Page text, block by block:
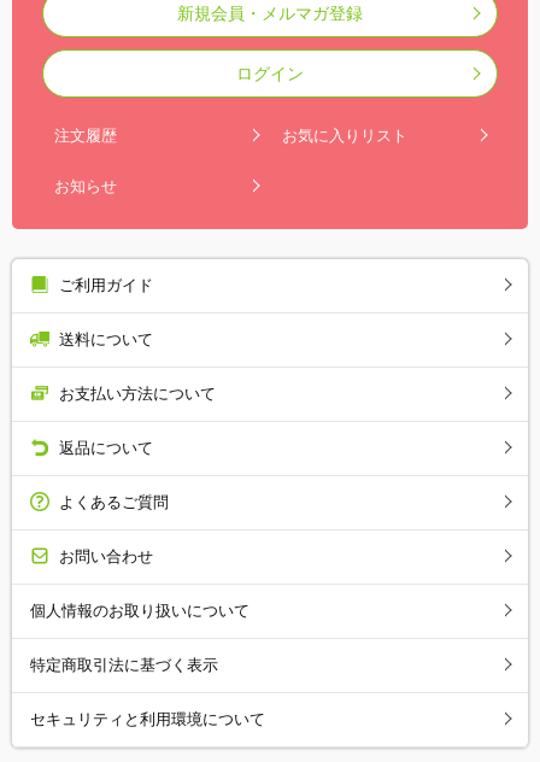
新規会員・メルマガ登録
ログイン
注文履歴 お気に入りリスト
お知らせ
ご利用ガイド
送料について
お支払い方法について
返品について
よくあるご質問
お問い合わせ
個人情報のお取り扱いについて
特定商取引法に基づく表示
セキュリティと利用環境について